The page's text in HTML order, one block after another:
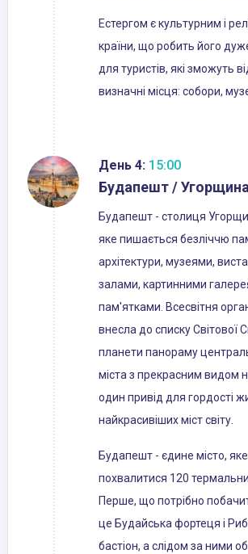
Естергом є культурним і
країни, що робить його
для туристів, які зможуть
визначні місця: собори,
День 4: 15:00
Будапешт /
Будапешт - столиця
яке пишається безліччю
архітектури, музеями,
залами, картинними
пам'ятками. Всесвітня
внесла до списку Світової
планети панораму
міста з прекрасним видом
один привід для гордості
найкрасивіших міст світу.
Будапешт - єдине місто,
похвалитися 120
Перше, що потрібно
це Будайська фортеця і
бастіон, а слідом за ними